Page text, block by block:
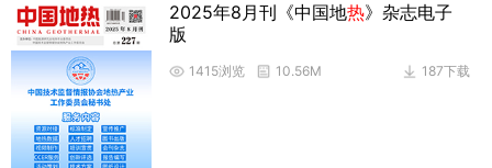
2025年8月刊《中国地热》杂志电子
版
187下载
1415浏览 10.56M